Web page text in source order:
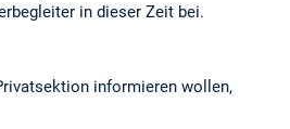
in dieser Zeit bei.
informieren wollen,